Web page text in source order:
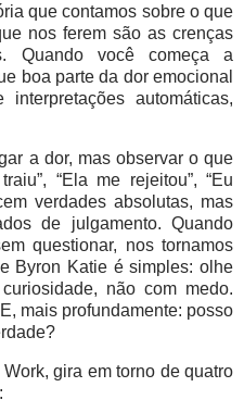
que contamos sobre o que
nos ferem são as crenças
Quando você começa a
boa parte da dor emocional
automáticas,
a dor, mas observar o que
“Ela me rejeitou”, “Eu
verdades absolutas, mas
de julgamento. Quando
questionar, nos tornamos
Byron Katie é simples: olhe
não com medo.
mais profundamente: posso
, gira em torno de quatro